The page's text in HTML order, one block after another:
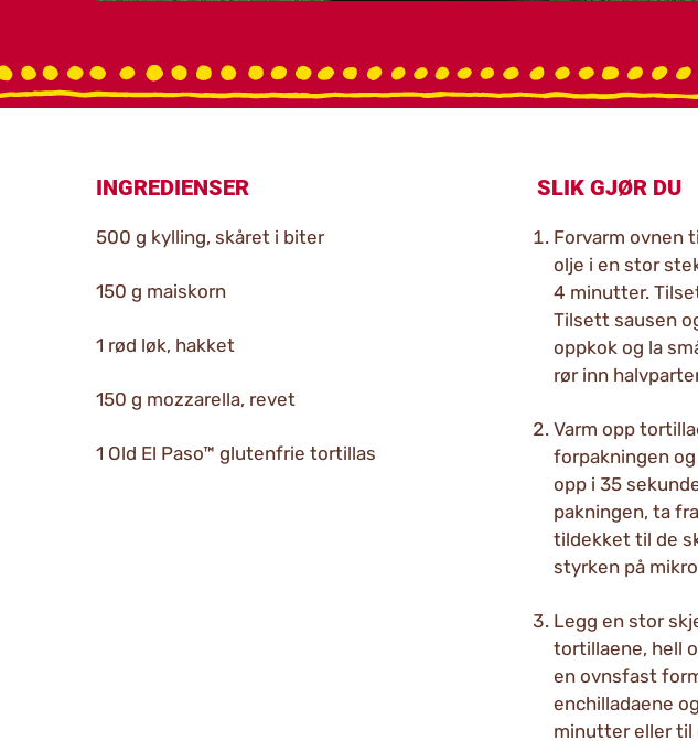
INGREDIENSER
500 g kylling, skåret i biter
150 g maiskorn
1 rød løk, hakket
150 g mozzarella, revet
1 Old El Paso™ glutenfrie tortillas
SLIK GJØR DU
Forvarm ovnen
olje i en stor
4 minutter.
Tilsett sausen
oppkok og la
rør inn
Varm opp
forpakningen
opp i 35
pakningen, ta
tildekket til de
styrken på
Legg en stor
tortillaene, hell
en ovnsfast
enchilladaene
minutter eller til